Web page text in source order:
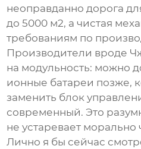
неоправданно дорога
до 5000 м2, а чистая
требованиям по
Производители вроде
на модульность: можно
ионные батареи позже,
заменить блок
современный. Это
не устаревает морально
Лично я бы сейчас